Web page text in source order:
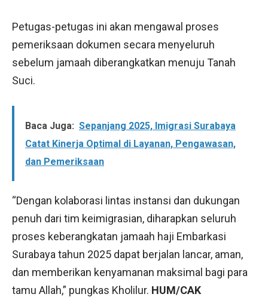
Petugas-petugas ini akan mengawal proses
pemeriksaan dokumen secara menyeluruh
sebelum jamaah diberangkatkan menuju Tanah
Suci.
Baca Juga: Sepanjang 2025, Imigrasi Surabaya
Catat Kinerja Optimal di Layanan, Pengawasan,
dan Pemeriksaan
“Dengan kolaborasi lintas instansi dan dukungan
penuh dari tim keimigrasian, diharapkan seluruh
proses keberangkatan jamaah haji Embarkasi
Surabaya tahun 2025 dapat berjalan lancar, aman,
dan memberikan kenyamanan maksimal bagi para
tamu Allah,” pungkas Kholilur. HUM/CAK